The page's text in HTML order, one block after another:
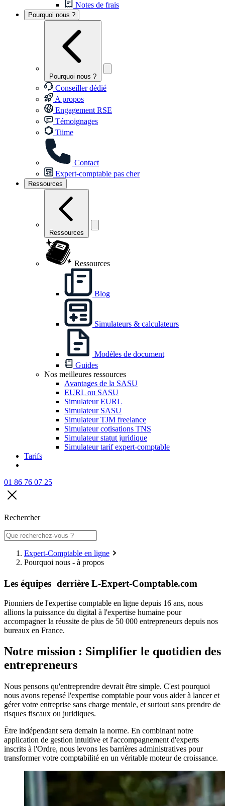
Notes de frais
Pourquoi nous ?
Pourquoi nous ?
Conseiller dédié
A propos
Engagement RSE
Témoignages
Tiime
Contact
Expert-comptable pas cher
Ressources
Ressources
Ressources
Blog
Simulateurs & calculateurs
Modèles de document
Guides
Nos meilleures ressources
Avantages de la SASU
EURL ou SASU
Simulateur EURL
Simulateur SASU
Simulateur TJM freelance
Simulateur cotisations TNS
Simulateur statut juridique
Simulateur tarif expert-comptable
Tarifs
01 86 76 07 25
Rechercher
Expert-Comptable en ligne
Pourquoi nous - à propos
Les équipes derrière L-Expert-Comptable.com
Pionniers de l'expertise comptable en ligne depuis 16 ans, nous
allions la puissance du digital à l'expertise humaine pour
accompagner la réussite de plus de 50 000 entrepreneurs depuis nos
bureaux en France.
Notre mission : Simplifier le quotidien des
entrepreneurs
Nous pensons qu'entreprendre devrait être simple. C'est pourquoi
nous avons repensé l'expertise comptable pour vous aider à lancer et
gérer votre entreprise sans charge mentale, et surtout sans prendre de
risques fiscaux ou juridiques.
Être indépendant sera demain la norme. En combinant notre
application de gestion intuitive et l'accompagnement d'experts
inscrits à l'Ordre, nous levons les barrières administratives pour
transformer votre comptabilité en un véritable moteur de croissance.